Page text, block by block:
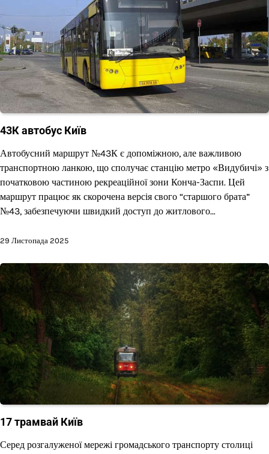
43К автобус Київ
Автобусний маршрут №43К є допоміжною, але важливою
транспортною ланкою, що сполучає станцію метро «Видубичі» з
початковою частиною рекреаційної зони Конча-Заспи. Цей
маршрут працює як скорочена версія свого “старшого брата”
№43, забезпечуючи швидкий доступ до житлового…
29 Листопада 2025
17 трамвай Київ
Серед розгалуженої мережі громадського транспорту столиці